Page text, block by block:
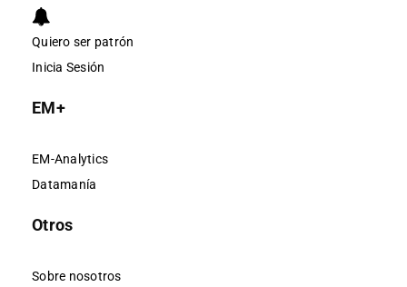
Quiero ser patrón
Inicia Sesión
EM+
EM-Analytics
Datamanía
Otros
Sobre nosotros